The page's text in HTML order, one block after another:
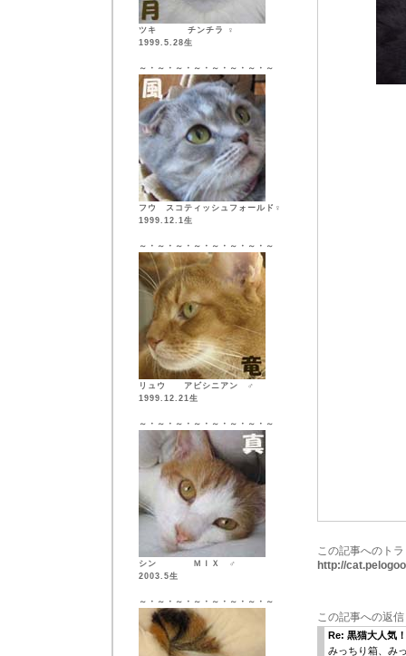
ツキ チンチラ ♀
1999.5.28生
～・～・～・～・～・～・～・～
フウ スコティッシュフォールド♀
1999.12.1生
～・～・～・～・～・～・～・～
リュウ アビシニアン ♂
1999.12.21生
～・～・～・～・～・～・～・～
シン ＭＩＸ ♂
2003.5生
～・～・～・～・～・～・～・～
この記事へのト
http://
この記事への返信
Re: 黒猫大人気！
みっちり箱、み